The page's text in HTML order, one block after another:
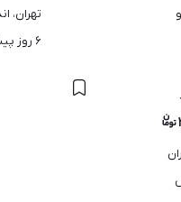
تهران،
۶ روز پیش